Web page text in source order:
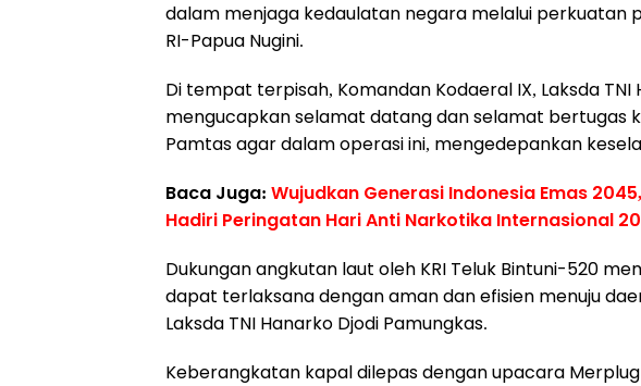
dalam menjaga kedaulatan negara melalui perkuatan
RI-Papua Nugini.
Di tempat terpisah, Komandan Kodaeral IX, Laksda TNI
mengucapkan selamat datang dan selamat bertugas
Pamtas agar dalam operasi ini, mengedepankan
Baca Juga: Wujudkan Generasi Indonesia Emas
Hadiri Peringatan Hari Anti Narkotika Internasional
Dukungan angkutan laut oleh KRI Teluk Bintuni-520
dapat terlaksana dengan aman dan efisien menuju
Laksda TNI Hanarko Djodi Pamungkas.
Keberangkatan kapal dilepas dengan upacara